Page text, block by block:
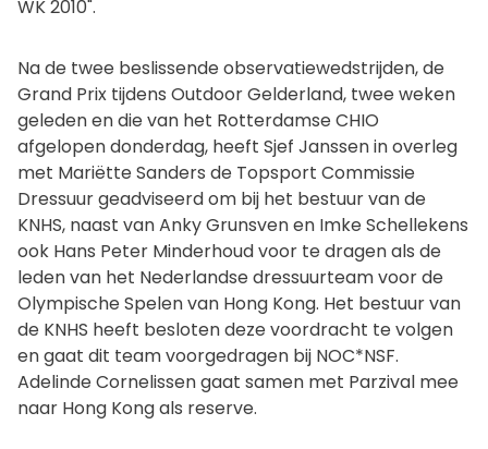
WK 2010".
Na de twee beslissende observatiewedstrijden, de
Grand Prix tijdens Outdoor Gelderland, twee weken
geleden en die van het Rotterdamse CHIO
afgelopen donderdag, heeft Sjef Janssen in overleg
met Mariëtte Sanders de Topsport Commissie
Dressuur geadviseerd om bij het bestuur van de
KNHS, naast van Anky Grunsven en Imke Schellekens
ook Hans Peter Minderhoud voor te dragen als de
leden van het Nederlandse dressuurteam voor de
Olympische Spelen van Hong Kong. Het bestuur van
de KNHS heeft besloten deze voordracht te volgen
en gaat dit team voorgedragen bij NOC*NSF.
Adelinde Cornelissen gaat samen met Parzival mee
naar Hong Kong als reserve.